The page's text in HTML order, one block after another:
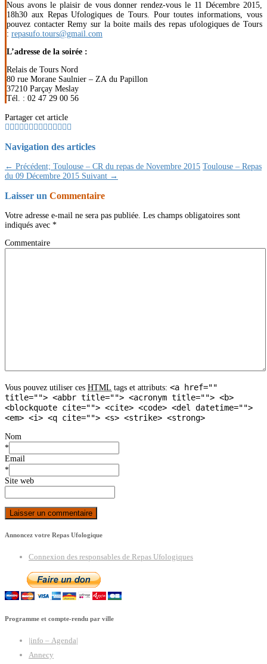
Nous avons le plaisir de vous donner rendez-vous le 11 Décembre 2015,
18h30 aux Repas Ufologiques de Tours. Pour toutes informations, vous
pouvez contacter Remy sur la boite mails des repas ufologiques de Tours
: repasufo.tours@gmail.com
L’adresse de la soirée :
Relais de Tours Nord
80 rue Morane Saulnier – ZA du Papillon
37210 Parçay Meslay
Tél. : 02 47 29 00 56
Partager cet article
Navigation des articles
← Précédent; Toulouse – CR du repas de Novembre 2015 Toulouse – Repas
du 09 Décembre 2015 Suivant →
Laisser un Commentaire
Votre adresse e-mail ne sera pas publiée. Les champs obligatoires sont
indiqués avec *
Commentaire
Vous pouvez utiliser ces HTML tags et attributs: <a href=""
title=""> <abbr title=""> <acronym title=""> <b>
<blockquote cite=""> <cite> <code> <del datetime="">
<em> <i> <q cite=""> <s> <strike> <strong>
Nom
*
Email
*
Site web
Annoncez votre Repas Ufologique
Connexion des responsables de Repas Ufologiques
Programme et compte-rendu par ville
|info – Agenda|
Annecy